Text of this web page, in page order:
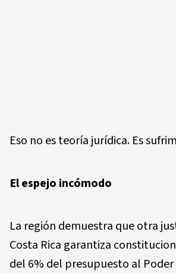
Eso no es teoría jurídica. Es
El espejo incómodo
La región demuestra que otra
Costa Rica garantiza
del 6% del presupuesto al